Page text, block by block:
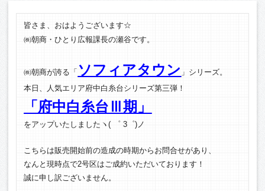
皆さま、おはようございます☆
㈱朝商・ひとり広報課長の瀬谷です。
㈱朝商が誇る「 ソフィアタウン 」シリーズ。
本日、人気エリア府中白糸台シリーズ第三弾！
「府中白糸台Ⅲ期」
をアップいたしましたヽ( ゜ 3゜)ノ
こちらは販売開始前の造成の時期からお問合せがあり、
なんと現時点で2号区はご成約いただいております！
誠に申し訳ございません。